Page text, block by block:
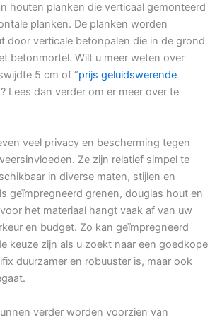
houten planken die verticaal gemonteerd
planken. De planken worden
door verticale betonpalen die in de grond
betonmortel. Wilt u meer weten over
5 cm of “prijs geluidswerende
Lees dan verder om er meer over te
veel privacy en bescherming tegen
Ze zijn relatief simpel te
in diverse maten, stijlen en
geïmpregneerd grenen, douglas hout en
het materiaal hangt vaak af van uw
en budget. Zo kan geïmpregneerd
keuze zijn als u zoekt naar een goedkope
duurzamer en robuuster is, maar ook
verder worden voorzien van